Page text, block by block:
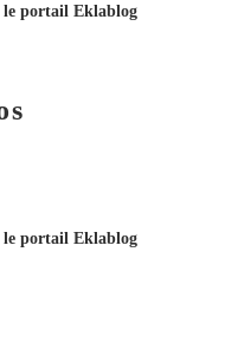
portail Eklablog
portail Eklablog